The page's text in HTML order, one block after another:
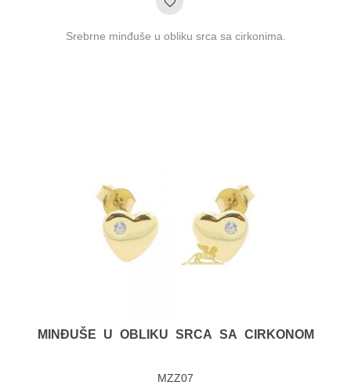
Srebrne minđuše u obliku srca sa cirkonima.
MINĐUŠE U OBLIKU SRCA SA CIRKONOM
MZZ07